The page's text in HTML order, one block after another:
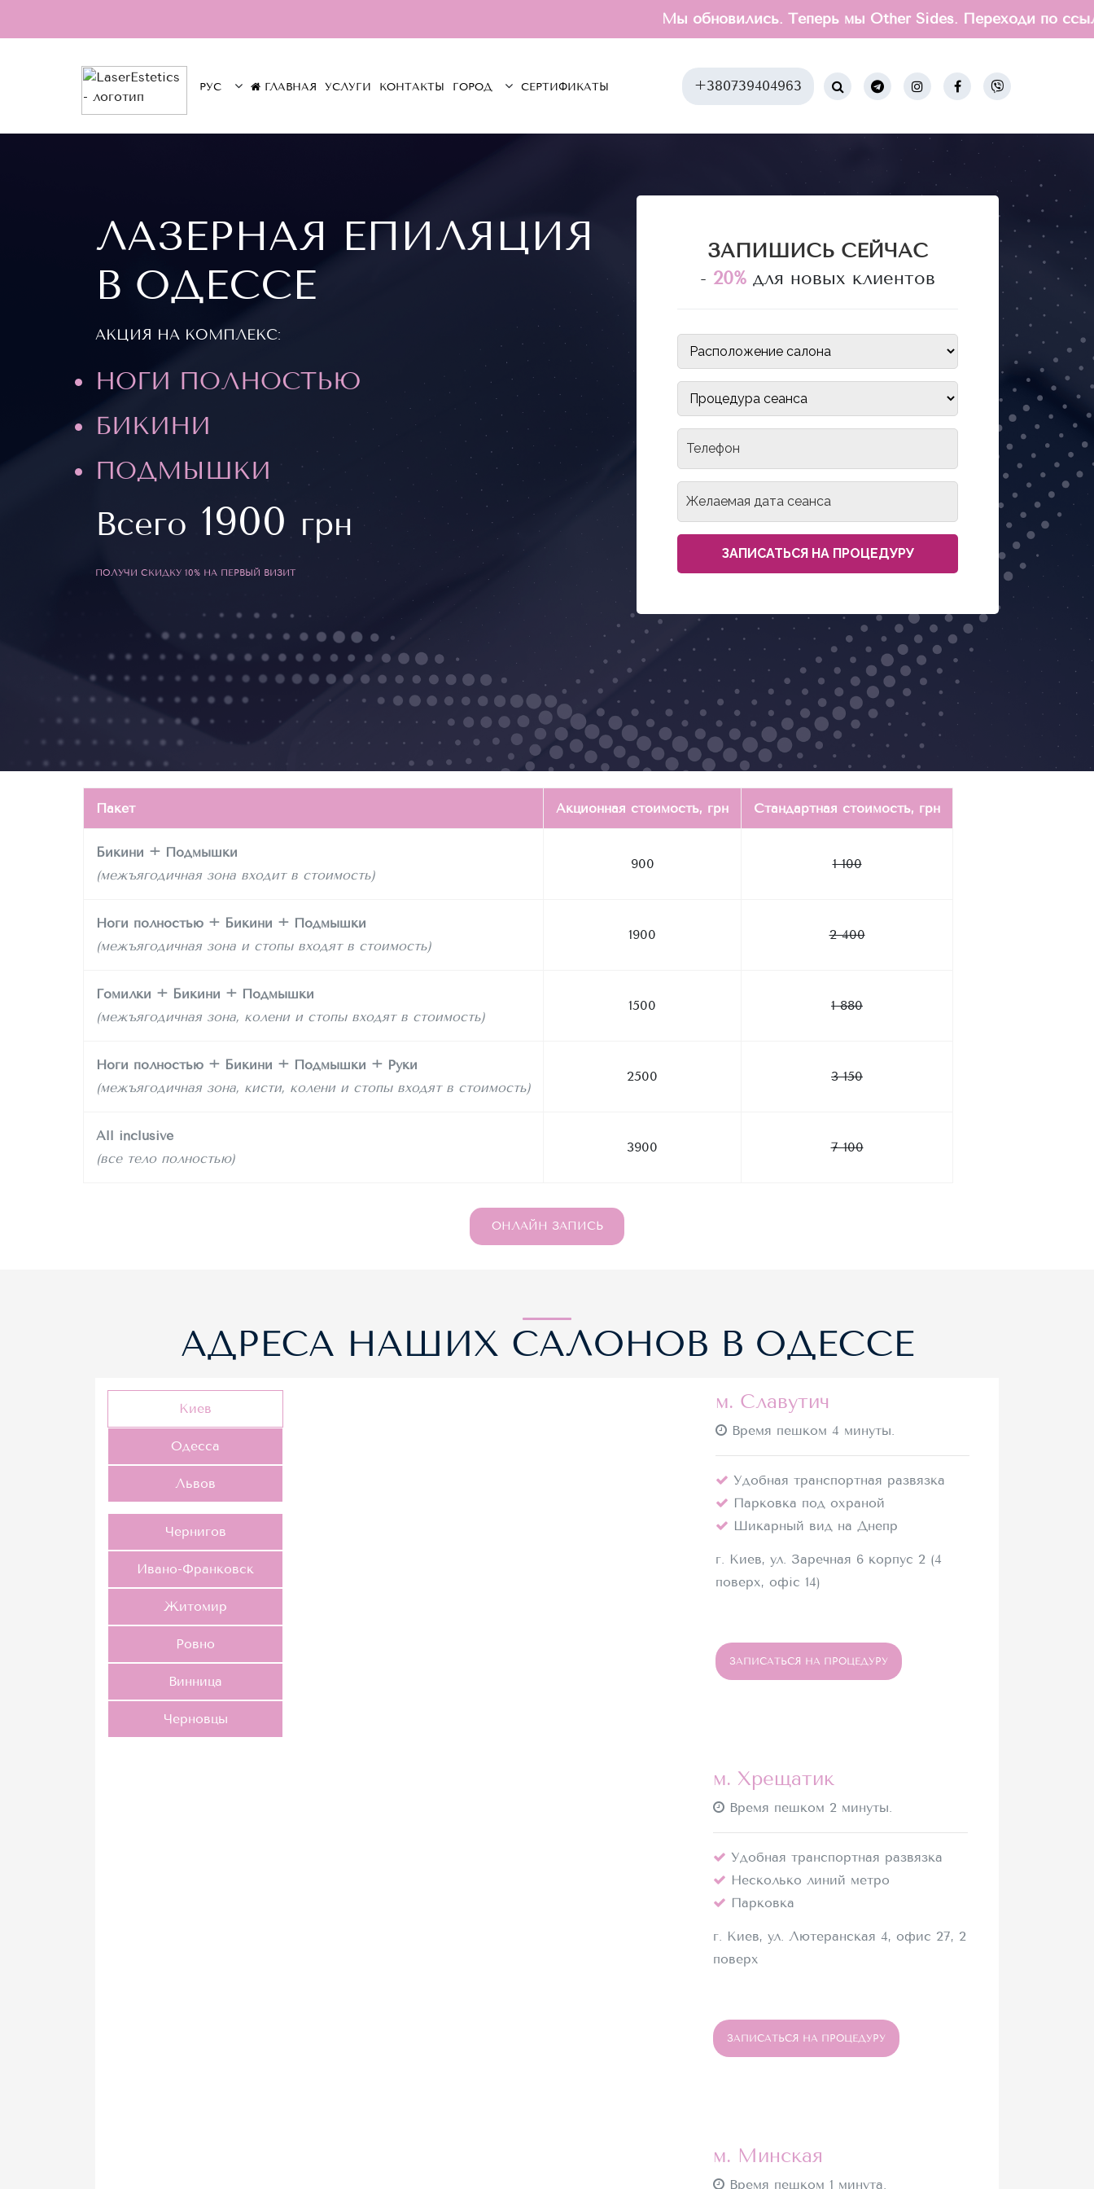
Мы обновились. Теперь мы Other Sides. Переходи по ссылке на
РУС ГЛАВНАЯ УСЛУГИ КОНТАКТЫ ГОРОД СЕРТИФИКАТЫ +380739404963
ЛАЗЕРНАЯ ЕПИЛЯЦИЯ
В ОДЕССЕ
АКЦИЯ НА КОМПЛЕКС:
НОГИ ПОЛНОСТЬЮ
БИКИНИ
ПОДМЫШКИ
Всего 1900 грн
ПОЛУЧИ СКИДКУ 10% НА ПЕРВЫЙ ВИЗИТ
ЗАПИШИСЬ СЕЙЧАС
- 20% для новых клиентов
Пакет Акционная стоимость, грн Стандартная стоимость, грн
Бикини + Подмышки
(межъягодичная зона входит в стоимость)
900 1 100
Ноги полностью + Бикини + Подмышки
(межъягодичная зона и стопы входят в стоимость)
1900 2 400
Гомилки + Бикини + Подмышки
(межъягодичная зона, колени и стопы входят в стоимость)
1500 1 880
Ноги полностью + Бикини + Подмышки + Руки
(межъягодичная зона, кисти, колени и стопы входят в стоимость)
2500 3 150
All inclusive
(все тело полностью)
3900 7 100
ОНЛАЙН ЗАПИСЬ
АДРЕСА НАШИХ САЛОНОВ В ОДЕССЕ
Киев
Одесса
Львов
Чернигов
Ивано-Франковск
Житомир
Ровно
Винница
Черновцы
м. Славутич
Время пешком 4 минуты.
Удобная транспортная развязка
Парковка под охраной
Шикарный вид на Днепр
г. Киев, ул. Заречная 6 корпус 2 (4
поверх, офіс 14)
ЗАПИСАТЬСЯ НА ПРОЦЕДУРУ
м. Хрещатик
Время пешком 2 минуты.
Удобная транспортная развязка
Несколько линий метро
Парковка
г. Киев, ул. Лютеранская 4, офис 27, 2
поверх
ЗАПИСАТЬСЯ НА ПРОЦЕДУРУ
м. Минская
Время пешком 1 минута.